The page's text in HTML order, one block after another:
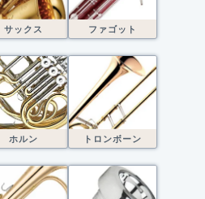
サックス ファゴット
ホルン トロンボーン